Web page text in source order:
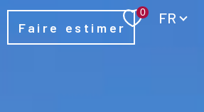
Faire estimer
0 FR